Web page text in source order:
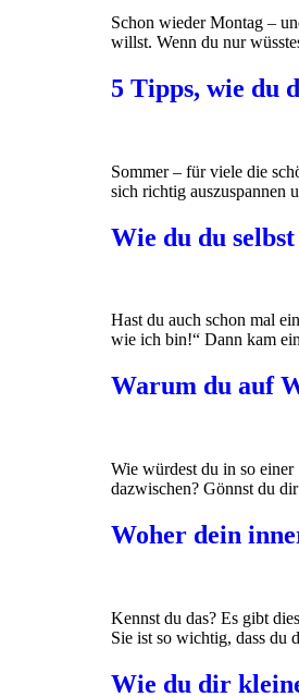
Schon wieder Montag –
willst. Wenn du nur
5 Tipps, wie du
Sommer – für viele die
sich richtig auszuspannen
Wie du du
Hast du auch schon mal
wie ich bin!“ Dann kam
Warum du auf
Wie würdest du in so
dazwischen? Gönnst du
Woher dein
Kennst du das? Es gibt
Sie ist so wichtig, dass
Wie du dir